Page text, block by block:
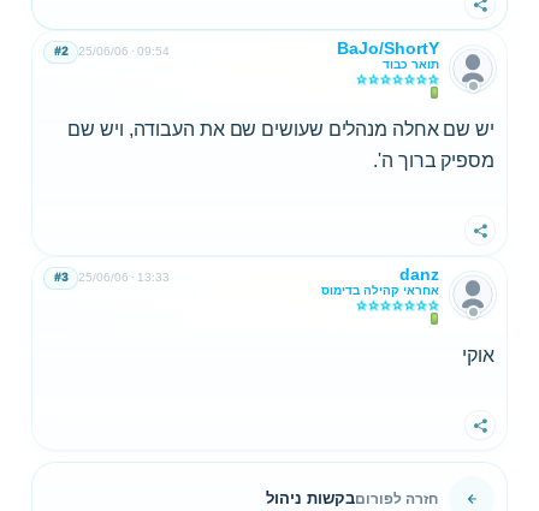
שתף
BaJo/ShortY
תואר כבוד
25/06/06 09:54
#2
יש שם אחלה מנהלים שעושים שם את העבודה, ויש שם
מספיק ברוך ה'.
שתף
danz
אחראי קהילה בדימוס
25/06/06 13:33
#3
אוקי
שתף
חזרה לפורוםבקשות ניהול